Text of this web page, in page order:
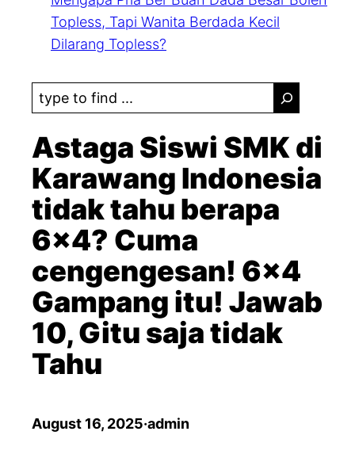
Topless, Tapi Wanita Berdada Kecil
Dilarang Topless?
S
e
a
r
c
h
Astaga Siswi SMK di
Karawang Indonesia
tidak tahu berapa
6×4? Cuma
cengengesan! 6×4
Gampang itu! Jawab
10, Gitu saja tidak
Tahu
August 16, 2025·admin